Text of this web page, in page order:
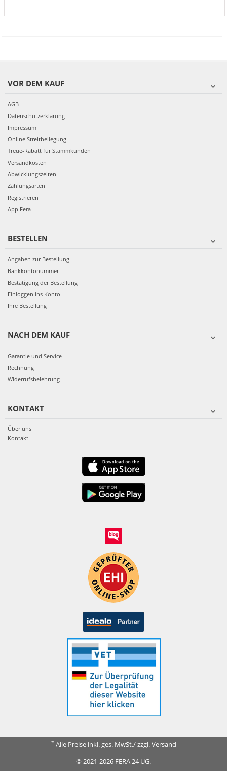
VOR DEM KAUF
AGB
Datenschutzerklärung
Impressum
Online Streitbeilegung
Treue-Rabatt für Stammkunden
Versandkosten
Abwicklungszeiten
Zahlungsarten
Registrieren
App Fera
BESTELLEN
Angaben zur Bestellung
Bankkontonummer
Bestätigung der Bestellung
Einloggen ins Konto
Ihre Bestellung
NACH DEM KAUF
Garantie und Service
Rechnung
Widerrufsbelehrung
KONTAKT
Über uns
Kontakt
* Alle Preise inkl. ges. MwSt./ zzgl. Versand
© 2021-2026 FERA 24 UG.